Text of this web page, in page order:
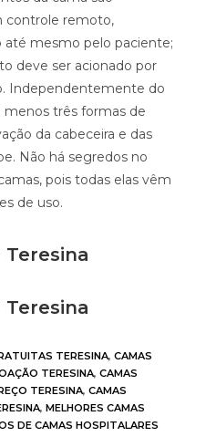
controle remoto,
até mesmo pelo paciente;
deve ser acionado por
Independentemente do
três formas de
da cabeceira e das
Não há segredos no
pois todas elas vêm
de uso.
TERESINA, CAMAS
TERESINA, CAMAS
TERESINA, CAMAS
, MELHORES CAMAS
DE CAMAS HOSPITALARES